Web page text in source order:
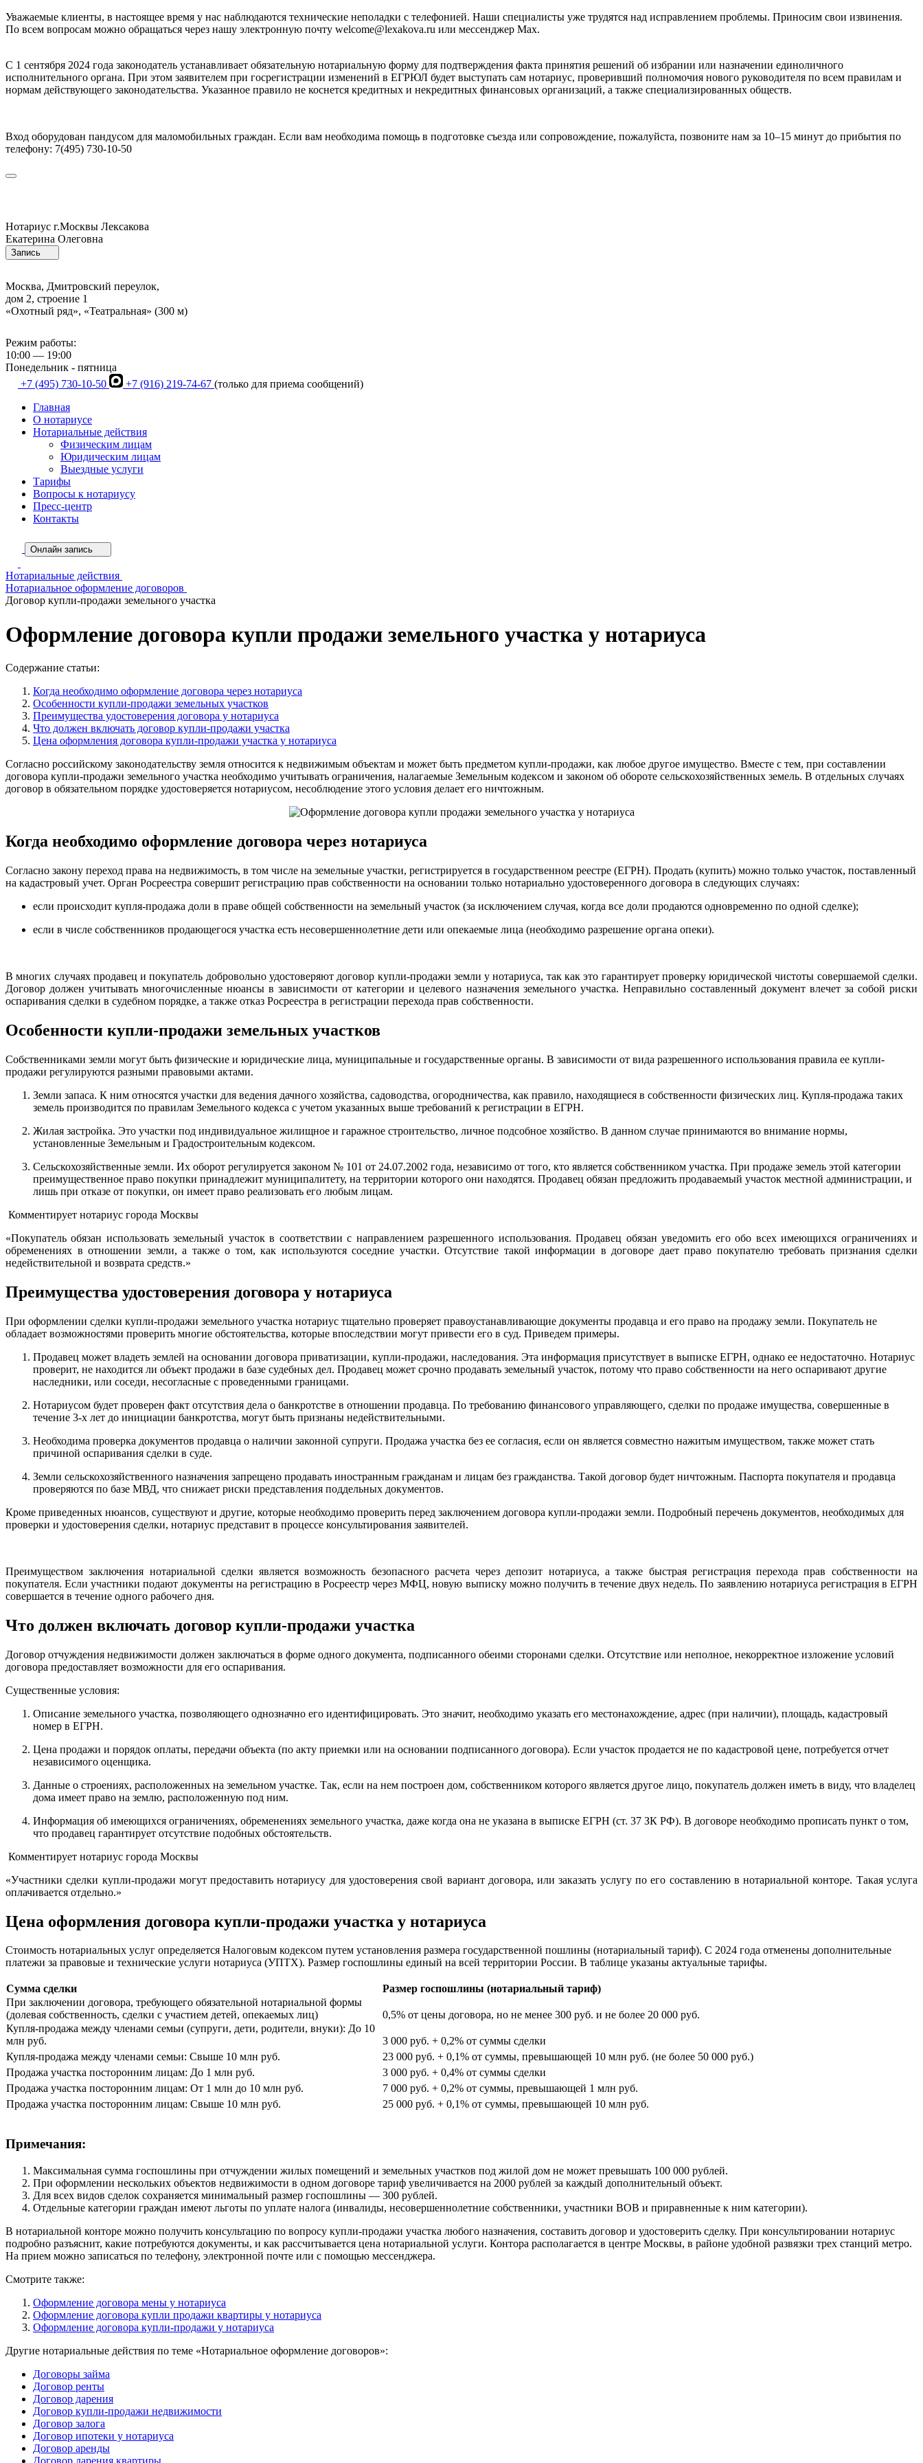
Уважаемые клиенты, в настоящее время у нас наблюдаются технические неполадки с телефонией. Наши специалисты уже трудятся над исправлением проблемы. Приносим свои извинения.
По всем вопросам можно обращаться через нашу электронную почту welcome@lexakova.ru или мессенджер Max.
С 1 сентября 2024 года законодатель устанавливает обязательную нотариальную форму для подтверждения факта принятия решений об избрании или назначении единоличного
исполнительного органа. При этом заявителем при госрегистрации изменений в ЕГРЮЛ будет выступать сам нотариус, проверивший полномочия нового руководителя по всем правилам и
нормам действующего законодательства. Указанное правило не коснется кредитных и некредитных финансовых организаций, а также специализированных обществ.
Вход оборудован пандусом для маломобильных граждан. Если вам необходима помощь в подготовке съезда или сопровождение, пожалуйста, позвоните нам за 10–15 минут до прибытия по
телефону: 7(495) 730-10-50
Нотариус г.Москвы Лексакова
Екатерина Олеговна
Запись
Москва, Дмитровский переулок,
дом 2, строение 1
«Охотный ряд», «Театральная» (300 м)
Режим работы:
10:00 — 19:00
Понедельник - пятница
+7 (495) 730-10-50
+7 (916) 219-74-67 (только для приема сообщений)
Главная
О нотариусе
Нотариальные действия
Физическим лицам
Юридическим лицам
Выездные услуги
Тарифы
Вопросы к нотариусу
Пресс-центр
Контакты
Онлайн запись
Нотариальные действия
Нотариальное оформление договоров
Договор купли-продажи земельного участка
Оформление договора купли продажи земельного участка у нотариуса
Содержание статьи:
Когда необходимо оформление договора через нотариуса
Особенности купли-продажи земельных участков
Преимущества удостоверения договора у нотариуса
Что должен включать договор купли-продажи участка
Цена оформления договора купли-продажи участка у нотариуса
Согласно российскому законодательству земля относится к недвижимым объектам и может быть предметом купли-продажи, как любое другое имущество. Вместе с тем, при составлении
договора купли-продажи земельного участка необходимо учитывать ограничения, налагаемые Земельным кодексом и законом об обороте сельскохозяйственных земель. В отдельных случаях
договор в обязательном порядке удостоверяется нотариусом, несоблюдение этого условия делает его ничтожным.
Когда необходимо оформление договора через нотариуса
Согласно закону переход права на недвижимость, в том числе на земельные участки, регистрируется в государственном реестре (ЕГРН). Продать (купить) можно только участок, поставленный
на кадастровый учет. Орган Росреестра совершит регистрацию прав собственности на основании только нотариально удостоверенного договора в следующих случаях:
если происходит купля-продажа доли в праве общей собственности на земельный участок (за исключением случая, когда все доли продаются одновременно по одной сделке);
если в числе собственников продающегося участка есть несовершеннолетние дети или опекаемые лица (необходимо разрешение органа опеки).
В многих случаях продавец и покупатель добровольно удостоверяют договор купли-продажи земли у нотариуса, так как это гарантирует проверку юридической чистоты совершаемой сделки.
Договор должен учитывать многочисленные нюансы в зависимости от категории и целевого назначения земельного участка. Неправильно составленный документ влечет за собой риски
оспаривания сделки в судебном порядке, а также отказ Росреестра в регистрации перехода прав собственности.
Особенности купли-продажи земельных участков
Собственниками земли могут быть физические и юридические лица, муниципальные и государственные органы. В зависимости от вида разрешенного использования правила ее купли-
продажи регулируются разными правовыми актами.
Земли запаса. К ним относятся участки для ведения дачного хозяйства, садоводства, огородничества, как правило, находящиеся в собственности физических лиц. Купля-продажа таких
земель производится по правилам Земельного кодекса с учетом указанных выше требований к регистрации в ЕГРН.
Жилая застройка. Это участки под индивидуальное жилищное и гаражное строительство, личное подсобное хозяйство. В данном случае принимаются во внимание нормы,
установленные Земельным и Градостроительным кодексом.
Сельскохозяйственные земли. Их оборот регулируется законом № 101 от 24.07.2002 года, независимо от того, кто является собственником участка. При продаже земель этой категории
преимущественное право покупки принадлежит муниципалитету, на территории которого они находятся. Продавец обязан предложить продаваемый участок местной администрации, и
лишь при отказе от покупки, он имеет право реализовать его любым лицам.
Комментирует нотариус города Москвы
«Покупатель обязан использовать земельный участок в соответствии с направлением разрешенного использования. Продавец обязан уведомить его обо всех имеющихся ограничениях и
обременениях в отношении земли, а также о том, как используются соседние участки. Отсутствие такой информации в договоре дает право покупателю требовать признания сделки
недействительной и возврата средств.»
Преимущества удостоверения договора у нотариуса
При оформлении сделки купли-продажи земельного участка нотариус тщательно проверяет правоустанавливающие документы продавца и его право на продажу земли. Покупатель не
обладает возможностями проверить многие обстоятельства, которые впоследствии могут привести его в суд. Приведем примеры.
Продавец может владеть землей на основании договора приватизации, купли-продажи, наследования. Эта информация присутствует в выписке ЕГРН, однако ее недостаточно. Нотариус
проверит, не находится ли объект продажи в базе судебных дел. Продавец может срочно продавать земельный участок, потому что право собственности на него оспаривают другие
наследники, или соседи, несогласные с проведенными границами.
Нотариусом будет проверен факт отсутствия дела о банкротстве в отношении продавца. По требованию финансового управляющего, сделки по продаже имущества, совершенные в
течение 3-х лет до инициации банкротства, могут быть признаны недействительными.
Необходима проверка документов продавца о наличии законной супруги. Продажа участка без ее согласия, если он является совместно нажитым имуществом, также может стать
причиной оспаривания сделки в суде.
Земли сельскохозяйственного назначения запрещено продавать иностранным гражданам и лицам без гражданства. Такой договор будет ничтожным. Паспорта покупателя и продавца
проверяются по базе МВД, что снижает риски представления поддельных документов.
Кроме приведенных нюансов, существуют и другие, которые необходимо проверить перед заключением договора купли-продажи земли. Подробный перечень документов, необходимых для
проверки и удостоверения сделки, нотариус представит в процессе консультирования заявителей.
Преимуществом заключения нотариальной сделки является возможность безопасного расчета через депозит нотариуса, а также быстрая регистрация перехода прав собственности на
покупателя. Если участники подают документы на регистрацию в Росреестр через МФЦ, новую выписку можно получить в течение двух недель. По заявлению нотариуса регистрация в ЕГРН
совершается в течение одного рабочего дня.
Что должен включать договор купли-продажи участка
Договор отчуждения недвижимости должен заключаться в форме одного документа, подписанного обеими сторонами сделки. Отсутствие или неполное, некорректное изложение условий
договора предоставляет возможности для его оспаривания.
Существенные условия:
Описание земельного участка, позволяющего однозначно его идентифицировать. Это значит, необходимо указать его местонахождение, адрес (при наличии), площадь, кадастровый
номер в ЕГРН.
Цена продажи и порядок оплаты, передачи объекта (по акту приемки или на основании подписанного договора). Если участок продается не по кадастровой цене, потребуется отчет
независимого оценщика.
Данные о строениях, расположенных на земельном участке. Так, если на нем построен дом, собственником которого является другое лицо, покупатель должен иметь в виду, что владелец
дома имеет право на землю, расположенную под ним.
Информация об имеющихся ограничениях, обременениях земельного участка, даже когда она не указана в выписке ЕГРН (ст. 37 ЗК РФ). В договоре необходимо прописать пункт о том,
что продавец гарантирует отсутствие подобных обстоятельств.
Комментирует нотариус города Москвы
«Участники сделки купли-продажи могут предоставить нотариусу для удостоверения свой вариант договора, или заказать услугу по его составлению в нотариальной конторе. Такая услуга
оплачивается отдельно.»
Цена оформления договора купли-продажи участка у нотариуса
Стоимость нотариальных услуг определяется Налоговым кодексом путем установления размера государственной пошлины (нотариальный тариф). С 2024 года отменены дополнительные
платежи за правовые и технические услуги нотариуса (УПТХ). Размер госпошлины единый на всей территории России. В таблице указаны актуальные тарифы.
Сумма сделки
Размер госпошлины (нотариальный тариф)
При заключении договора, требующего обязательной нотариальной формы
(долевая собственность, сделки с участием детей, опекаемых лиц)
0,5% от цены договора, но не менее 300 руб. и не более 20 000 руб.
Купля-продажа между членами семьи (супруги, дети, родители, внуки): До 10
млн руб.
3 000 руб. + 0,2% от суммы сделки
Купля-продажа между членами семьи: Свыше 10 млн руб.
23 000 руб. + 0,1% от суммы, превышающей 10 млн руб. (не более 50 000 руб.)
Продажа участка посторонним лицам: До 1 млн руб.
3 000 руб. + 0,4% от суммы сделки
Продажа участка посторонним лицам: От 1 млн до 10 млн руб.
7 000 руб. + 0,2% от суммы, превышающей 1 млн руб.
Продажа участка посторонним лицам: Свыше 10 млн руб.
25 000 руб. + 0,1% от суммы, превышающей 10 млн руб.
Примечания:
Максимальная сумма госпошлины при отчуждении жилых помещений и земельных участков под жилой дом не может превышать 100 000 рублей.
При оформлении нескольких объектов недвижимости в одном договоре тариф увеличивается на 2000 рублей за каждый дополнительный объект.
Для всех видов сделок сохраняется минимальный размер госпошлины — 300 рублей.
Отдельные категории граждан имеют льготы по уплате налога (инвалиды, несовершеннолетние собственники, участники ВОВ и приравненные к ним категории).
В нотариальной конторе можно получить консультацию по вопросу купли-продажи участка любого назначения, составить договор и удостоверить сделку. При консультировании нотариус
подробно разъяснит, какие потребуются документы, и как рассчитывается цена нотариальной услуги. Контора располагается в центре Москвы, в районе удобной развязки трех станций метро.
На прием можно записаться по телефону, электронной почте или с помощью мессенджера.
Смотрите также:
Оформление договора мены у нотариуса
Оформление договора купли продажи квартиры у нотариуса
Оформление договора купли-продажи у нотариуса
Другие нотариальные действия по теме «Нотариальное оформление договоров»:
Договоры займа
Договор ренты
Договор дарения
Договор купли-продажи недвижимости
Договор залога
Договор ипотеки у нотариуса
Договор аренды
Договор дарения квартиры